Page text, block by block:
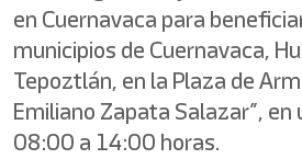
en Cuernavaca para
municipios de Cuernavaca,
Tepoztlán, en la Plaza de
Emiliano Zapata Salazar”, en
08:00 a 14:00 horas.